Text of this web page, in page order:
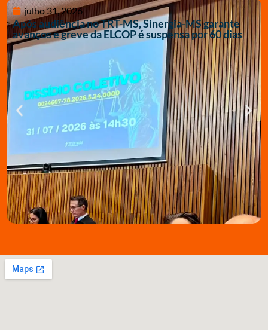
julho 31, 2026
Após audiência no TRT-MS, Sinergia-MS garante
avanços e greve da ELCOP é suspensa por 60 dias